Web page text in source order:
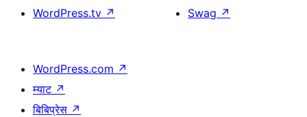
WordPress.tv ↗
Swag ↗
WordPress.com ↗
म्याट ↗
बिबिप्रेस ↗